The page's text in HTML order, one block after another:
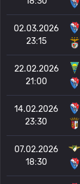
02.03.2026
23:15
22.02.2026
21:00
14.02.2026
23:30
07.02.2026
18:30